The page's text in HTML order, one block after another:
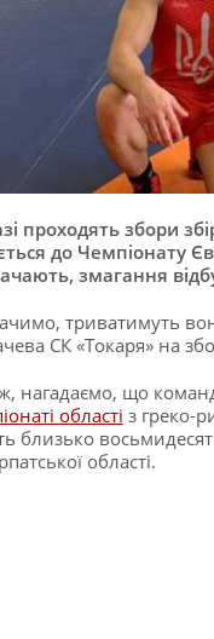
проходять збори
до Чемпіонату
змагання
триватимуть
СК «Токаря» на
нагадаємо, що
області з греко-
близько
області.